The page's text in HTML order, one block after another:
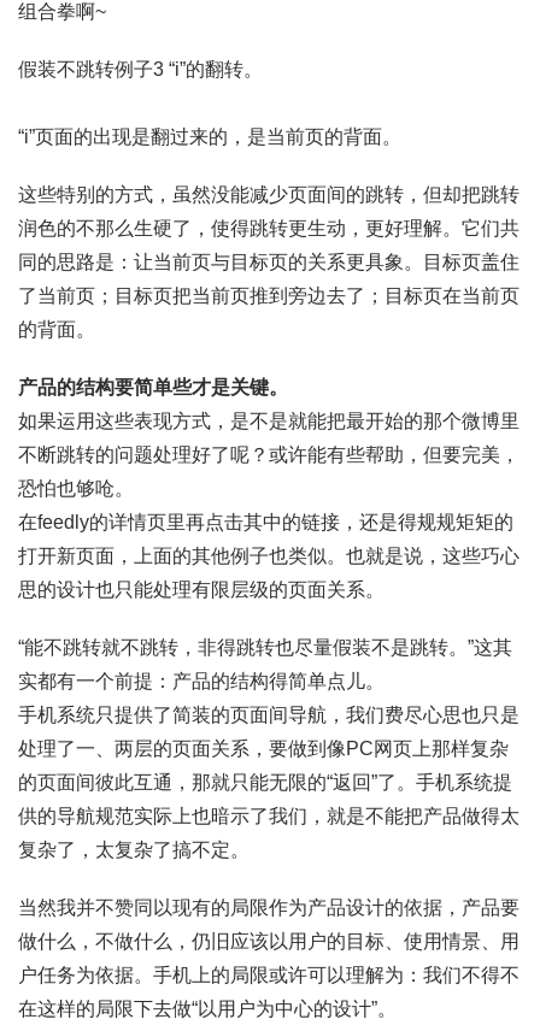
组合拳啊~
假装不跳转例子3 “i”的翻转。
“i”页面的出现是翻过来的，是当前页的背面。
这些特别的方式，虽然没能减少页面间的跳转，但却把跳转
润色的不那么生硬了，使得跳转更生动，更好理解。它们共
同的思路是：让当前页与目标页的关系更具象。目标页盖住
了当前页；目标页把当前页推到旁边去了；目标页在当前页
的背面。
产品的结构要简单些才是关键。
如果运用这些表现方式，是不是就能把最开始的那个微博里
不断跳转的问题处理好了呢？或许能有些帮助，但要完美，
恐怕也够呛。
在feedly的详情页里再点击其中的链接，还是得规规矩矩的
打开新页面，上面的其他例子也类似。也就是说，这些巧心
思的设计也只能处理有限层级的页面关系。
“能不跳转就不跳转，非得跳转也尽量假装不是跳转。”这其
实都有一个前提：产品的结构得简单点儿。
手机系统只提供了简装的页面间导航，我们费尽心思也只是
处理了一、两层的页面关系，要做到像PC网页上那样复杂
的页面间彼此互通，那就只能无限的“返回”了。手机系统提
供的导航规范实际上也暗示了我们，就是不能把产品做得太
复杂了，太复杂了搞不定。
当然我并不赞同以现有的局限作为产品设计的依据，产品要
做什么，不做什么，仍旧应该以用户的目标、使用情景、用
户任务为依据。手机上的局限或许可以理解为：我们不得不
在这样的局限下去做“以用户为中心的设计”。